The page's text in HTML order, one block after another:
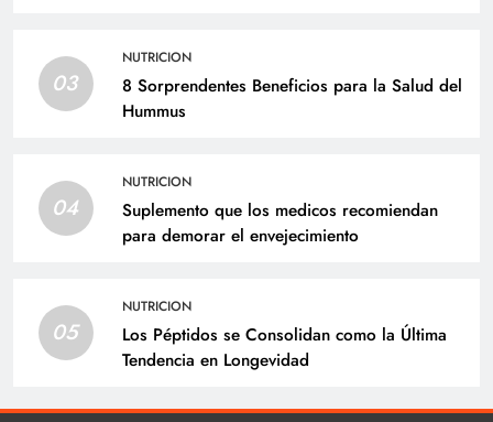
03
NUTRICION
8 Sorprendentes Beneficios para la Salud del
Hummus
04
NUTRICION
Suplemento que los medicos recomiendan
para demorar el envejecimiento
05
NUTRICION
Los Péptidos se Consolidan como la Última
Tendencia en Longevidad